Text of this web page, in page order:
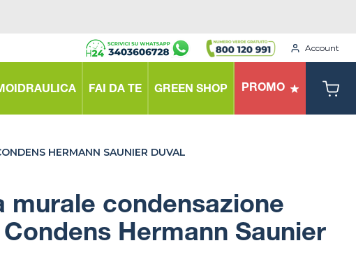
Account
FAI DA TE GREEN SHOP PROMO
HERMANN SAUNIER DUVAL
murale condensazione
Condens Hermann Saunier